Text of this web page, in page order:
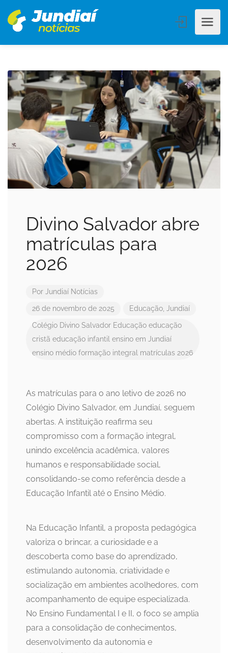
Divino Salvador abre
matrículas para
2026
Por Jundiaí Notícias
26 de novembro de 2025 Educação, Jundiaí
Colégio Divino Salvador Educação educação
cristã educação infantil ensino em Jundiaí
ensino médio formação integral matrículas 2026
As matrículas para o ano letivo de 2026 no
Colégio Divino Salvador, em Jundiaí, seguem
abertas. A instituição reafirma seu
compromisso com a formação integral,
unindo excelência acadêmica, valores
humanos e responsabilidade social,
consolidando-se como referência desde a
Educação Infantil até o Ensino Médio.
Na Educação Infantil, a proposta pedagógica
valoriza o brincar, a curiosidade e a
descoberta como base do aprendizado,
estimulando autonomia, criatividade e
socialização em ambientes acolhedores, com
acompanhamento de equipe especializada.
No Ensino Fundamental I e II, o foco se amplia
para a consolidação de conhecimentos,
desenvolvimento da autonomia e